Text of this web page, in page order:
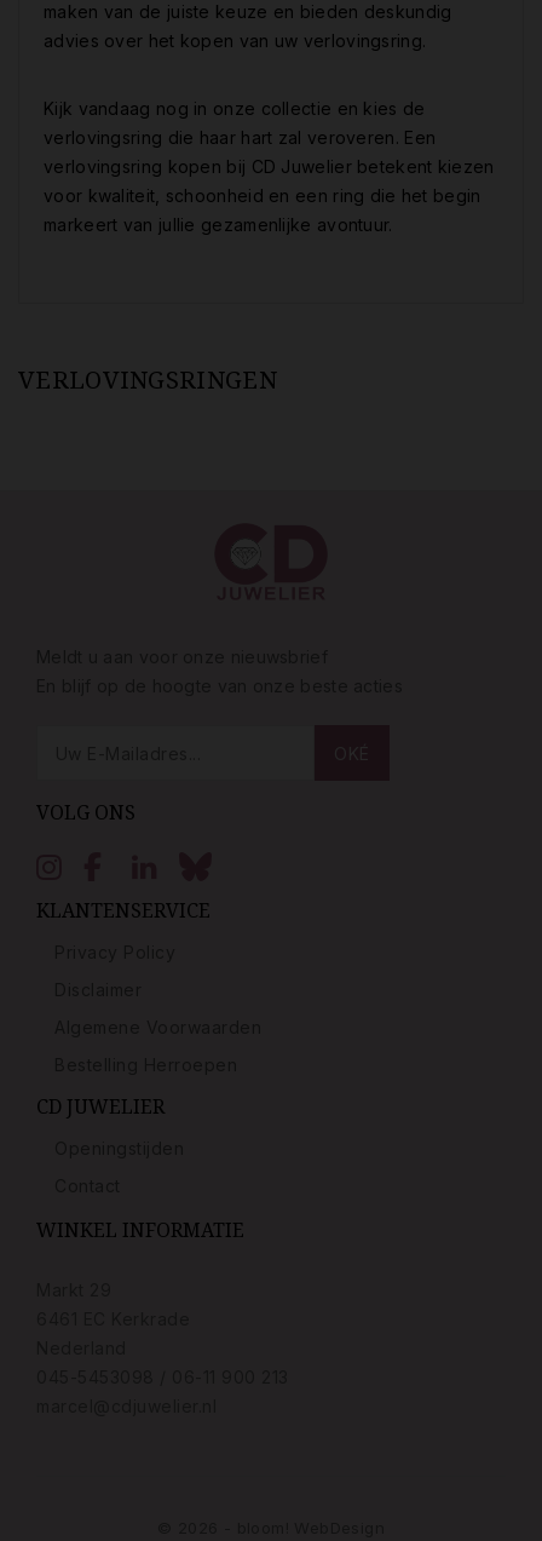
maken van de juiste keuze en bieden deskundig
advies over het kopen van uw verlovingsring.
Kijk vandaag nog in onze collectie en kies de
verlovingsring die haar hart zal veroveren. Een
verlovingsring kopen bij CD Juwelier betekent kiezen
voor kwaliteit, schoonheid en een ring die het begin
markeert van jullie gezamenlijke avontuur.
VERLOVINGSRINGEN
VOLG ONS
KLANTENSERVICE
CD JUWELIER
WINKEL INFORMATIE